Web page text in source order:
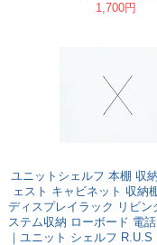
1,700円
ユニットシェルフ 本棚 収
ェスト キャビネット 収納
ディスプレイラック リビン
ステム収納 ローボード 電
｜ユニット シェルフ R.U.S